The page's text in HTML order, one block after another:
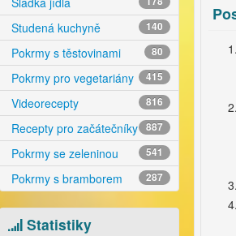
Studená kuchyně 140
Pokrmy s těstovinami 80
Pokrmy pro vegetariány 415
Videorecepty 816
Recepty pro začátečníky 887
Pokrmy se zeleninou 541
Pokrmy s bramborem 287
Statistiky